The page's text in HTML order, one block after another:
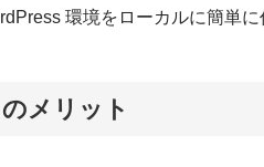
環境をローカルに簡単に
メリット